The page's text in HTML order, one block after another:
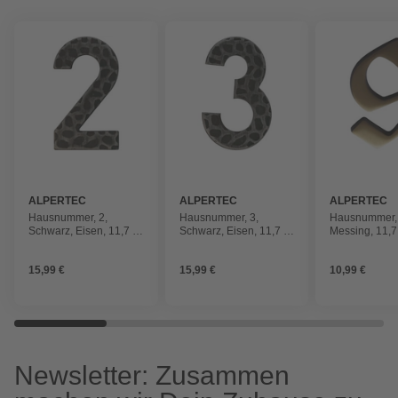
ALPERTEC
Hausnummer, 2,
Schwarz, Eisen, 11,7 x
15,99 €
ALPERTEC
Hausnummer, 3,
Schwarz, Eisen, 11,7 x
15,99 €
ALPERTEC
Messing,
10,99 €
Newsletter: Zusammen